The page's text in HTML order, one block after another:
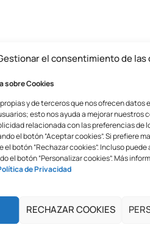
el consentimiento de las
sobre Cookies
y de terceros que nos ofrecen datos
esto nos ayuda a mejorar nuestros
relacionada con las preferencias de
el botón “Aceptar cookies”. Si prefiere
el botón “Rechazar cookies”. Incluso
el botón “Personalizar cookies”. Más
de Privacidad
RECHAZAR COOKIES